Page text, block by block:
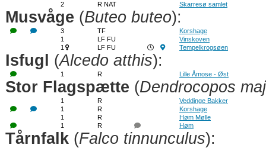
2 R NAT Skarresø samlet
Musvåge (Buteo buteo):
3 TF
Korshage
1
LF FU
Vinskoven
1
LF FU Tempelkrogsøen
Isfugl (Alcedo atthis):
1 R Lille Åmose - Øst
Stor Flagspætte (Dendrocopos
1 R
Veddinge Bakker
1
R
Korshage
1
R
Høm Mølle
1
R Høm
Tårnfalk (Falco tinnunculus):